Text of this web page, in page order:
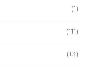
(1)
(111)
(13)